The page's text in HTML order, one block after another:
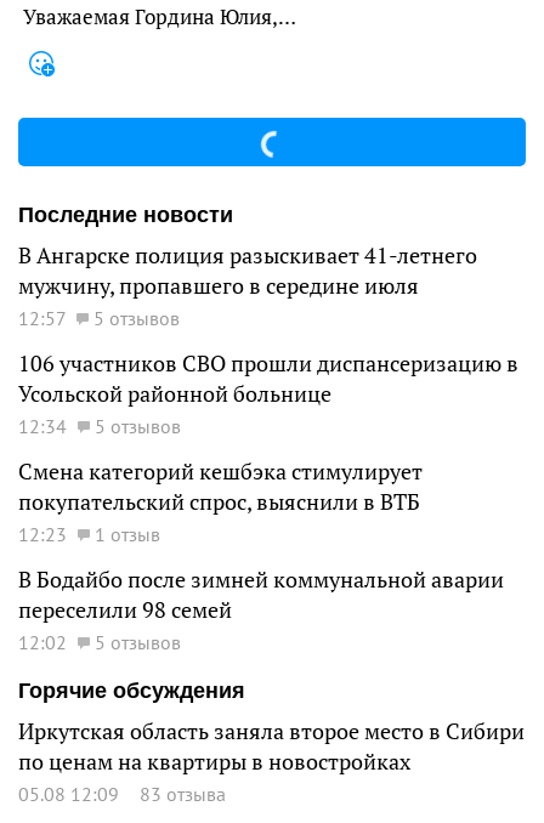
Уважаемая Гордина Юлия,…
Последние новости
В Ангарске полиция разыскивает 41-летнего
мужчину, пропавшего в середине июля
12:57 5 отзывов
106 участников СВО прошли диспансеризацию в
Усольской районной больнице
12:34 5 отзывов
Смена категорий кешбэка стимулирует
покупательский спрос, выяснили в ВТБ
12:23 1 отзыв
В Бодайбо после зимней коммунальной аварии
переселили 98 семей
12:02
5 отзывов
Горячие обсуждения
Иркутская область заняла второе место в Сибири
по ценам на квартиры в новостройках
05.08 12:09 83 отзыва